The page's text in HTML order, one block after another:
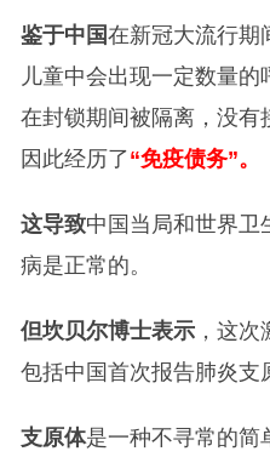
鉴于中国在新冠大流行期
儿童中会出现一定数量
在封锁期间被隔离，没有
因此经历了“免疫债务”。
这导致中国当局和世界卫
病是正常的。
但坎贝尔博士表示，这次
包括中国首次报告肺炎支
支原体是一种不寻常的简